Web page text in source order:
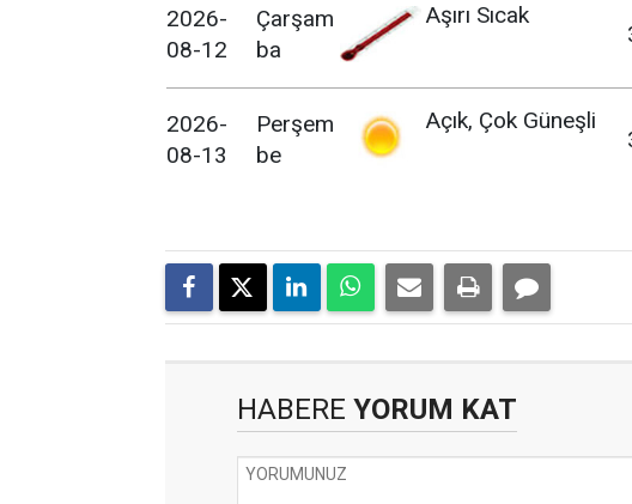
2026-
08-12
Çarşam
ba
Aşırı Sıcak
2026-
08-13
Perşem
be
Açık, Çok Güneşli
HABERE YORUM KAT